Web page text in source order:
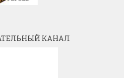
КАНАЛ